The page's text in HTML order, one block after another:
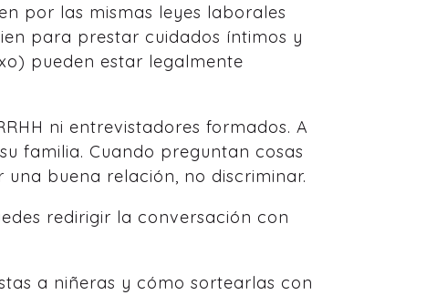
por las mismas leyes laborales
para prestar cuidados íntimos y
pueden estar legalmente
ni entrevistadores formados. A
familia. Cuando preguntan cosas
una buena relación, no discriminar.
redirigir la conversación con
a niñeras y cómo sortearlas con